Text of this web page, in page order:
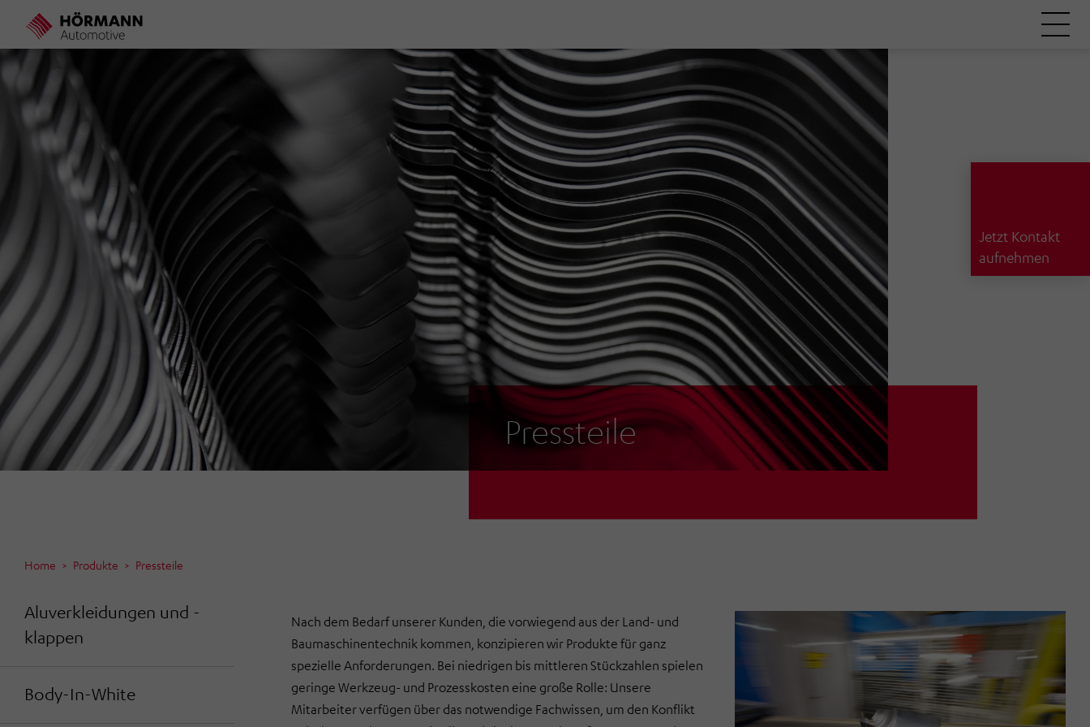
Inhalt
Jetzt Kontakt
aufnehmen
Pressteile
Home Produkte Pressteile
Aluverkleidungen und -
klappen
Body-In-White
Nach dem Bedarf unserer Kunden, die vorwiegend aus der Land- und
Baumaschinentechnik kommen, konzipieren wir Produkte für ganz
spezielle Anforderungen. Bei niedrigen bis mittleren Stückzahlen spielen
geringe Werkzeug- und Prozesskosten eine große Rolle: Unsere
Mitarbeiter verfügen über das notwendige Fachwissen, um den Konflikt